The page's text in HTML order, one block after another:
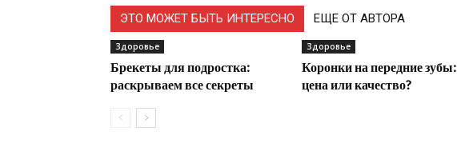
ЭТО МОЖЕТ БЫТЬ ИНТЕРЕСНО ЕЩЕ ОТ АВТОРА
Здоровье
Брекеты для подростка:
раскрываем все секреты
Здоровье
Коронки на передние зубы:
цена или качество?